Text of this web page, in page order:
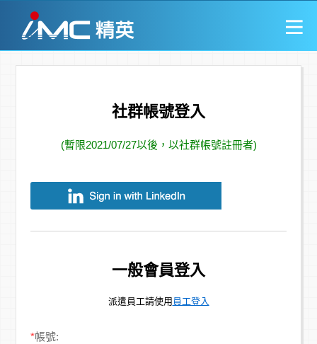
社群帳號登入
(暫限2021/07/27以後，以社群帳號註冊者)
一般會員登入
派遣員工請使用 員工登入
*帳號: